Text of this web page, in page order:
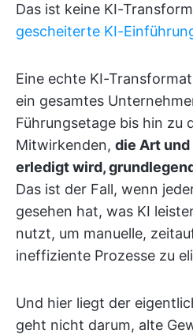
Das ist keine KI-
gescheiterte KI-
Eine echte KI-
ein gesamtes
Führungsetage bis hin zu
Mitwirkenden, die Art
erledigt wird,
Das ist der Fall, wenn
gesehen hat, was KI
nutzt, um manuelle,
ineffiziente Prozesse zu
Und hier liegt der
geht nicht darum, alte